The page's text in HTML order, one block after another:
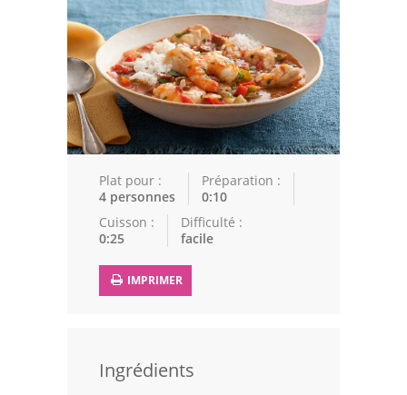
Pâtisseries
Epices
Recettes Marocaine
Couscous
Viandes
Poissons
Volailles
Pâtisseries Orientales
Plat pour :
4 personnes
Préparation :
0:10
Cuisson :
0:25
Difficulté :
facile
IMPRIMER
Ingrédients